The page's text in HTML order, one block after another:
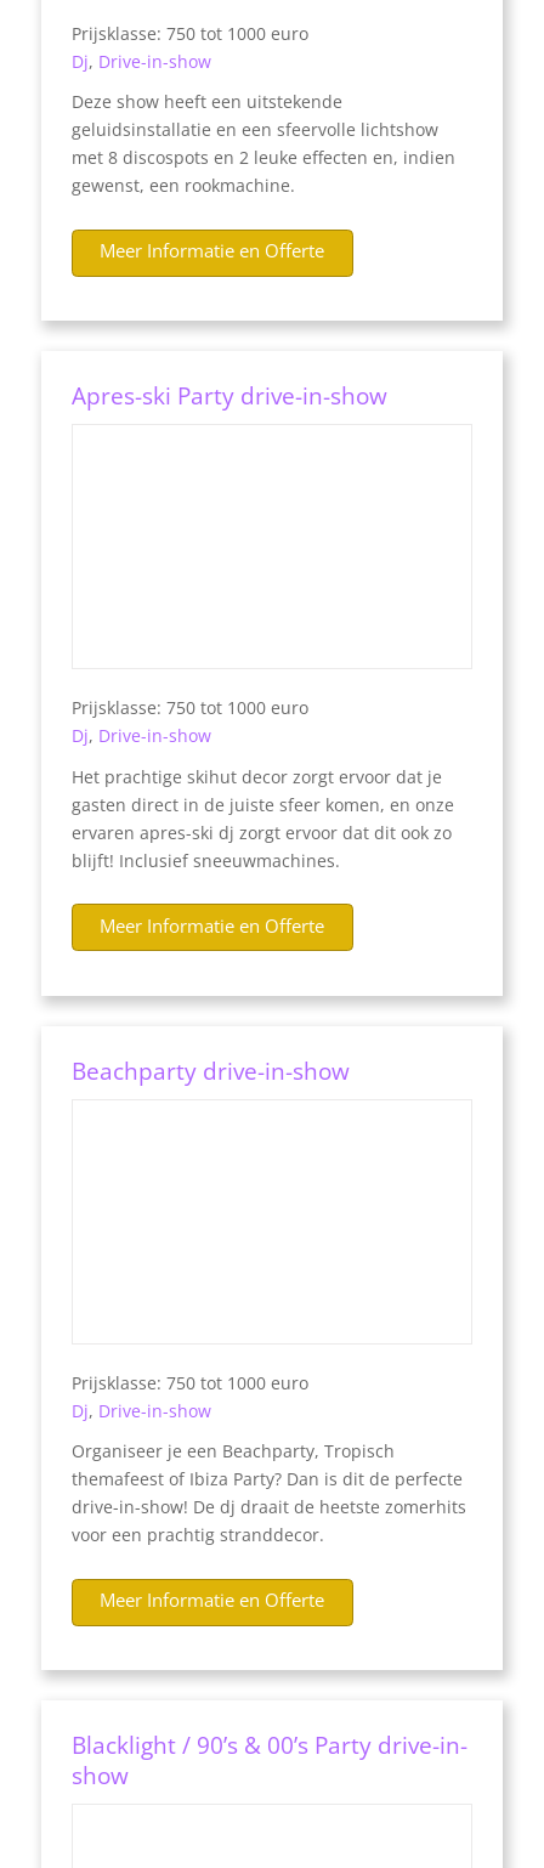
Prijsklasse: 750 tot 1000 euro
Dj, Drive-in-show
Deze show heeft een uitstekende
geluidsinstallatie en een sfeervolle lichtshow
met 8 discospots en 2 leuke effecten en, indien
gewenst, een rookmachine.
Meer Informatie en Offerte
Apres-ski Party drive-in-show
Prijsklasse: 750 tot 1000 euro
Dj, Drive-in-show
Het prachtige skihut decor zorgt ervoor dat je
gasten direct in de juiste sfeer komen, en onze
ervaren apres-ski dj zorgt ervoor dat dit ook zo
blijft! Inclusief sneeuwmachines.
Meer Informatie en Offerte
Beachparty drive-in-show
Prijsklasse: 750 tot 1000 euro
Dj, Drive-in-show
Organiseer je een Beachparty, Tropisch
themafeest of Ibiza Party? Dan is dit de perfecte
drive-in-show! De dj draait de heetste zomerhits
voor een prachtig stranddecor.
Meer Informatie en Offerte
Blacklight / 90’s & 00’s Party drive-in-
show